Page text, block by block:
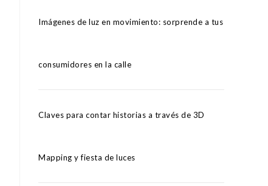
Imágenes de luz en movimiento: sorprende a tus
consumidores en la calle
Claves para contar historias a través de 3D
Mapping y fiesta de luces